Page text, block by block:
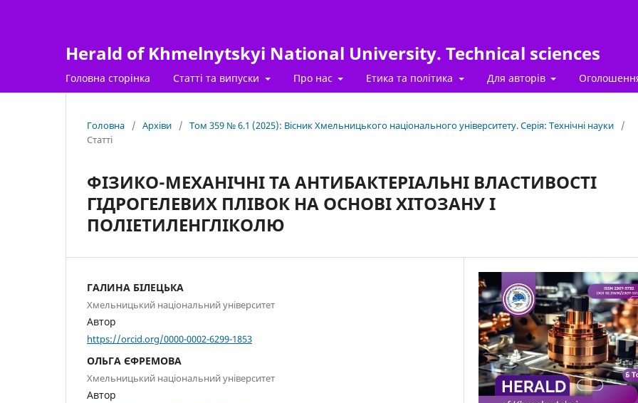
Herald of Khmelnytskyi National University. Technical sciences
Головна сторінка Статті та випуски Про нас Етика та політика Для авторів
Головна / Архіви / Том 359 № 6.1 (2025): Вісник Хмельницького національного університету. Серія: Технічні науки
/
Статті
ФІЗИКО-МЕХАНІЧНІ ТА АНТИБАКТЕРІАЛЬНІ ВЛАСТИВОСТІ
ГІДРОГЕЛЕВИХ ПЛІВОК НА ОСНОВІ ХІТОЗАНУ І
ПОЛІЕТИЛЕНГЛІКОЛЮ
ГАЛИНА БІЛЕЦЬКА
Хмельницький національний університет
Автор
https://orcid.org/0000-0002-6299-1853
ОЛЬГА ЄФРЕМОВА
Хмельницький національний університет
Автор